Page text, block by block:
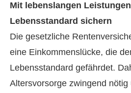
Mit lebenslangen
Lebensstandard sichern
Die gesetzliche
eine Einkommenslücke, die
Lebensstandard gefährdet.
Alters­vorsorge zwingend